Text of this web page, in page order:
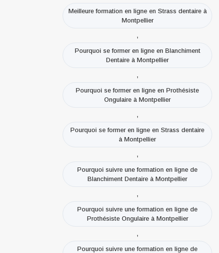
Meilleure formation en ligne en Strass dentaire à
Montpellier
,
Pourquoi se former en ligne en Blanchiment
Dentaire à Montpellier
,
Pourquoi se former en ligne en Prothésiste
Ongulaire à Montpellier
,
Pourquoi se former en ligne en Strass dentaire
à Montpellier
,
Pourquoi suivre une formation en ligne de
Blanchiment Dentaire à Montpellier
,
Pourquoi suivre une formation en ligne de
Prothésiste Ongulaire à Montpellier
,
Pourquoi suivre une formation en ligne de